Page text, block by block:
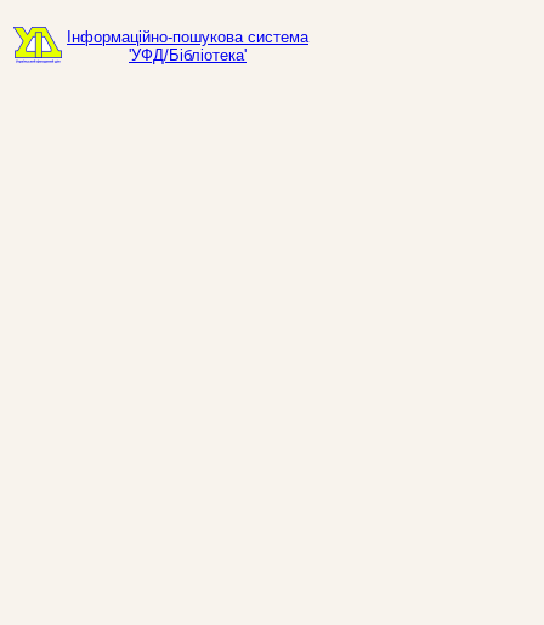
Інформаційно-пошукова система
'УФД/Бібліотека'